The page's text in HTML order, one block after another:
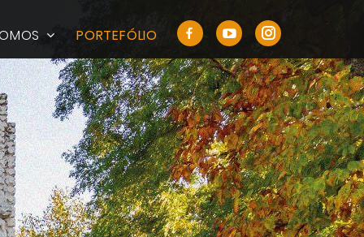
PORTEFÓLIO